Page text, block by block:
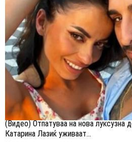
(Видео) Отпатуваа на нова луксузна
Катарина Лазиќ уживаат...